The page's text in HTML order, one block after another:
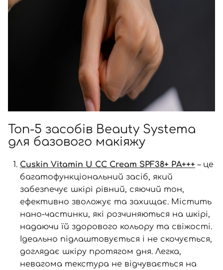
Топ-5 засобів Beauty Systema
для базового макіяжу
Cuskin Vitamin U CC Cream SPF38+ РА+++ – це
багатофункціональний засіб, який
забезпечує шкірі рівний, сяючий тон,
ефективно зволожує та захищає. Містить
нано-частинки, які розчиняються на шкірі,
надаючи їй здорового кольору та свіжості.
Ідеально підлаштовується і не скочується,
доглядає шкіру протягом дня. Легка,
невагома текстура не відчувається на